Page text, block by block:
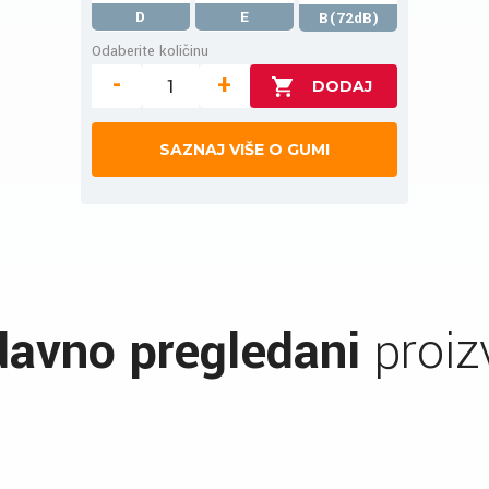
D E
B(72dB)
Odaberite količinu
- +
SAZNAJ VIŠE O GUMI
pregledani